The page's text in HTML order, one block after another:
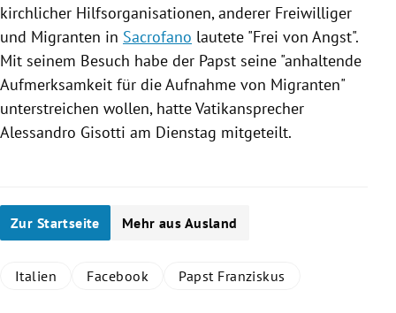
kirchlicher Hilfsorganisationen, anderer Freiwilliger
und Migranten in Sacrofano lautete "Frei von Angst".
Mit seinem Besuch habe der Papst seine "anhaltende
Aufmerksamkeit für die Aufnahme von Migranten"
unterstreichen wollen, hatte Vatikansprecher
Alessandro Gisotti am Dienstag mitgeteilt.
Zur Startseite Mehr aus Ausland
Italien Facebook Papst Franziskus